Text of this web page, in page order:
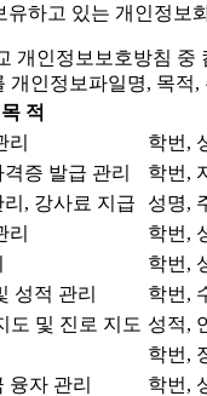
하고 있는 개인정보
개인정보보호방침
개인정보파일명, 목적
목 적
리
학번,
증 발급 관리
학번,
, 강사료 지급
성명,
리
학번,
학번,
성적 관리
학번,
도 및 진로 지도 성적,
학번,
융자 관리
학번,